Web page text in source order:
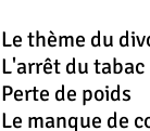
Le thème du
L'arrêtdu tabac
Perte de poids
Le manque de